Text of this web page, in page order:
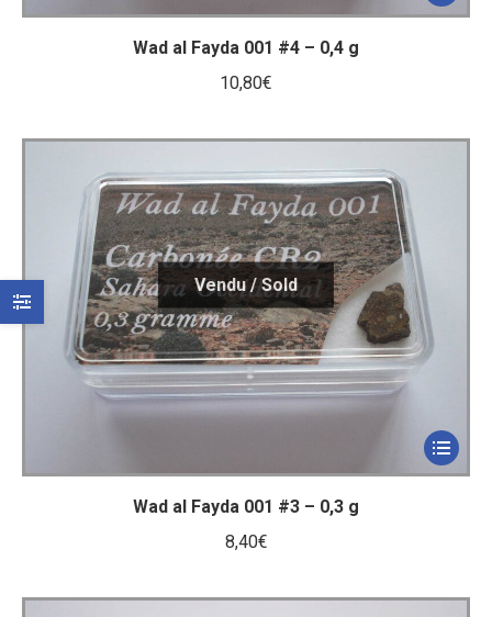
Wad al Fayda 001 #4 – 0,4 g
10,80€
Wad al Fayda 001 #3 – 0,3 g
8,40€